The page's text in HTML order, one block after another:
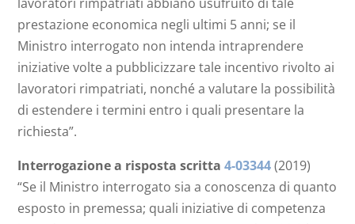
prestazione economica negli ultimi 5 anni; se il
Ministro interrogato non intenda intraprendere
iniziative volte a pubblicizzare tale incentivo rivolto ai
lavoratori rimpatriati, nonché a valutare la possibilità
di estendere i termini entro i quali presentare la
richiesta”.
Interrogazione a risposta scritta4-03344 (2019)
“Se il Ministro interrogato sia a conoscenza di quanto
esposto in premessa; quali iniziative di competenza